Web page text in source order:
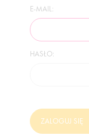
E-MAIL:
HASŁO:
ZALOGUJ SIĘ